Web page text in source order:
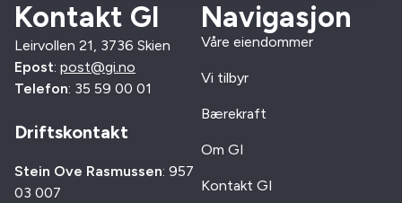
Kontakt GI
Leirvollen 21, 3736 Skien
Epost: post@gi.no
Telefon: 35 59 00 01
Driftskontakt
Stein Ove Rasmussen: 957
03 007
Navigasjon
Våre eiendommer
Vi tilbyr
Bærekraft
Om GI
Kontakt GI